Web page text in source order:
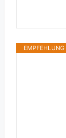
EMPFEHLUNG